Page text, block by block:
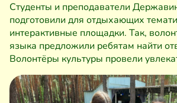
Студенты и преподаватели
подготовили для отдыхающих
интерактивные площадки. Так,
языка предложили ребятам найти
Волонтёры культуры провели